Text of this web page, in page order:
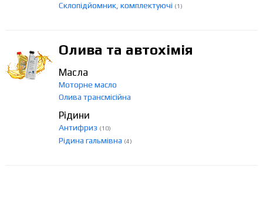
Склопідйомник, комплектуючі (1)
Олива та автохімія
Масла
Моторне масло
Олива трансмісійна
Рідини
Антифриз (10)
Рідина гальмівна (4)